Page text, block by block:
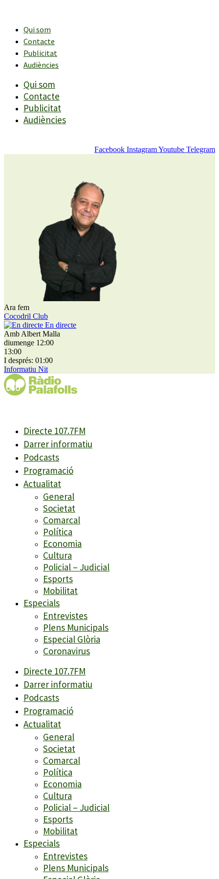
contingutQui som
Contacte
Publicitat
Audiències
Qui som
Contacte
Publicitat
Audiències
Facebook InstagramYoutube Telegram
Ara fem
Cocodril Club
En directe
Amb Albert Malla
diumenge 12:00
13:00
I després: 01:00
Informatiu Nit
Directe 107.7FM
Darrer informatiu
Podcasts
Programació
Actualitat
General
Societat
Comarcal
Política
Economia
Cultura
Policial – Judicial
Esports
Mobilitat
Especials
Entrevistes
Plens Municipals
Especial Glòria
Coronavirus
Directe 107.7FM
Darrer informatiu
Podcasts
Programació
Actualitat
General
Societat
Comarcal
Política
Economia
Cultura
Policial – Judicial
Esports
Mobilitat
Especials
Entrevistes
Plens Municipals